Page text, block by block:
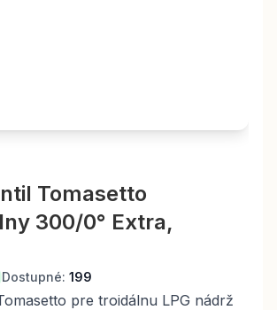
Tomasetto
300/0° Extra,
Dostupné: 199
pre troidálnu LPG nádrž